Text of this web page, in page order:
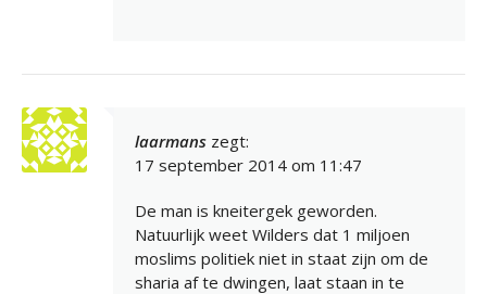
laarmans zegt:
17 september 2014 om 11:47
De man is kneitergek geworden.
Natuurlijk weet Wilders dat 1 miljoen
moslims politiek niet in staat zijn om de
sharia af te dwingen, laat staan in te